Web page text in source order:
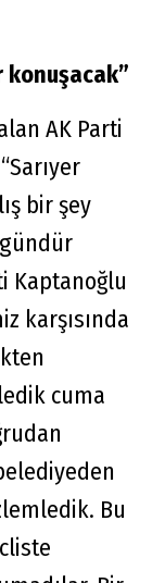
konuşacak”
AK Parti
bir şey
Kaptanoğlu
karşısında
cuma
Bu